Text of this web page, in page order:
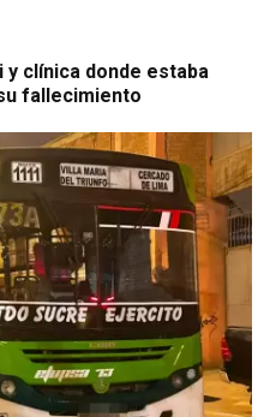
clínica donde estaba
fallecimiento